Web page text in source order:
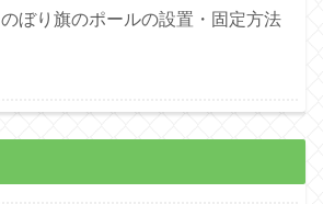
のぼり旗のポールの設置・固定方法